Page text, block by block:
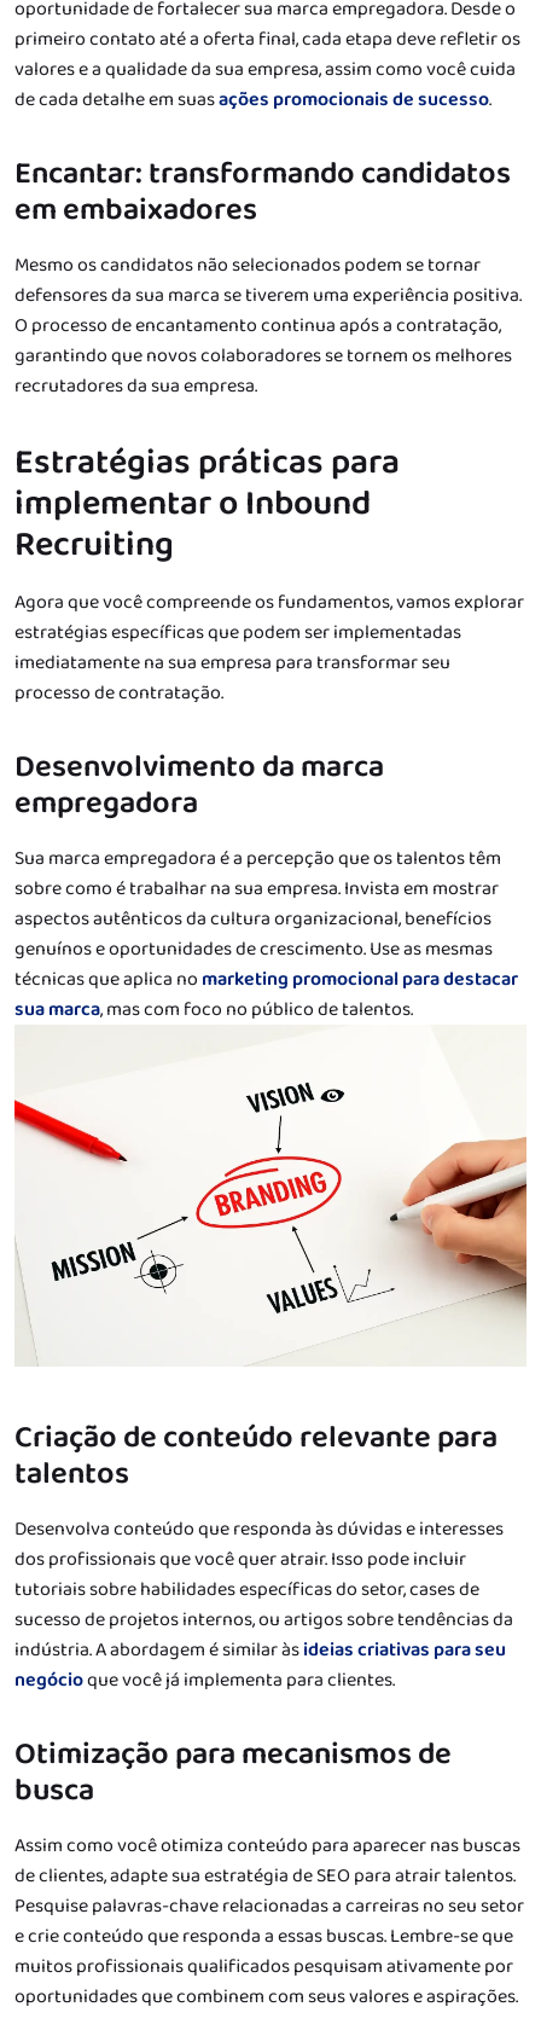
oportunidade de fortalecer sua marca empregadora. Desde o
primeiro contato até a oferta final, cada etapa deve refletir os
valores e a qualidade da sua empresa, assim como você cuida
de cada detalhe em suasações promocionais de sucesso.
Encantar: transformando candidatos
em embaixadores
Mesmo os candidatos não selecionados podem se tornar
defensores da sua marca se tiverem uma experiência positiva.
O processo de encantamento continua após a contratação,
garantindo que novos colaboradores se tornem os melhores
recrutadores da sua empresa.
Estratégias práticas para
implementar o Inbound
Recruiting
Agora que você compreende os fundamentos, vamos explorar
estratégias específicas que podem ser implementadas
imediatamente na sua empresa para transformar seu
processo de contratação.
Desenvolvimento da marca
empregadora
Sua marca empregadora é a percepção que os talentos têm
sobre como é trabalhar na sua empresa. Invista em mostrar
aspectos autênticos da cultura organizacional, benefícios
genuínos e oportunidades de crescimento. Use as mesmas
técnicas que aplica no marketing promocional para destacar
sua marca, mas com foco no público de talentos.
Criação de conteúdo relevante para
talentos
Desenvolva conteúdo que responda às dúvidas e interesses
dos profissionais que você quer atrair. Isso pode incluir
tutoriais sobre habilidades específicas do setor, cases de
sucesso de projetos internos, ou artigos sobre tendências da
indústria. A abordagem é similar àsideias criativas para seu
negócioque você já implementa para clientes.
Otimização para mecanismos de
busca
Assim como você otimiza conteúdo para aparecer nas buscas
de clientes, adapte sua estratégia de SEO para atrair talentos.
Pesquise palavras-chave relacionadas a carreiras no seu setor
e crie conteúdo que responda a essas buscas. Lembre-se que
muitos profissionais qualificados pesquisam ativamente por
oportunidades que combinem com seus valores e aspirações.